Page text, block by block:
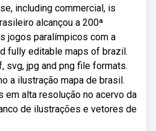
including commercial, is
alcançou a 200ª
jogos paralímpicos com a
fully editable maps of brazil.
svg, jpg and png file formats.
a ilustração mapa de brasil.
em alta resolução no acervo da
de ilustrações e vetores de